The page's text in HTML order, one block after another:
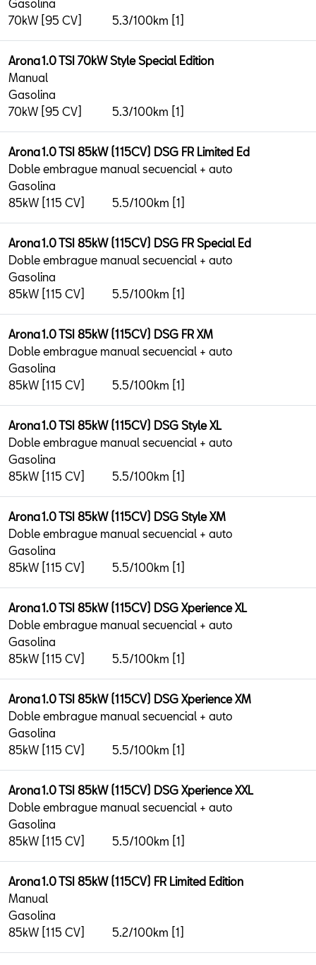
Gasolina
70kW [95 CV]
5.3/100km [1]
Arona 1.0 TSI 70kW Style Special Edition
Manual
Gasolina
70kW [95 CV]
5.3/100km [1]
Arona 1.0 TSI 85kW (115CV) DSG FR Limited Ed
Doble embrague manual secuencial + auto
Gasolina
85kW [115 CV]
5.5/100km [1]
Arona 1.0 TSI 85kW (115CV) DSG FR Special Ed
Doble embrague manual secuencial + auto
Gasolina
85kW [115 CV]
5.5/100km [1]
Arona 1.0 TSI 85kW (115CV) DSG FR XM
Doble embrague manual secuencial + auto
Gasolina
85kW [115 CV]
5.5/100km [1]
Arona 1.0 TSI 85kW (115CV) DSG Style XL
Doble embrague manual secuencial + auto
Gasolina
85kW [115 CV]
5.5/100km [1]
Arona 1.0 TSI 85kW (115CV) DSG Style XM
Doble embrague manual secuencial + auto
Gasolina
85kW [115 CV]
5.5/100km [1]
Arona 1.0 TSI 85kW (115CV) DSG Xperience XL
Doble embrague manual secuencial + auto
Gasolina
85kW [115 CV]
5.5/100km [1]
Arona 1.0 TSI 85kW (115CV) DSG Xperience XM
Doble embrague manual secuencial + auto
Gasolina
85kW [115 CV]
5.5/100km [1]
Arona 1.0 TSI 85kW (115CV) DSG Xperience XXL
Doble embrague manual secuencial + auto
Gasolina
85kW [115 CV]
5.5/100km [1]
Arona 1.0 TSI 85kW (115CV) FR Limited Edition
Manual
Gasolina
85kW [115 CV]
5.2/100km [1]